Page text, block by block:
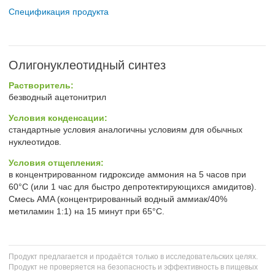
Спецификация продукта
Олигонуклеотидный синтез
Растворитель:
безводный ацетонитрил
Условия конденсации:
стандартные условия аналогичны условиям для обычных
нуклеотидов.
Условия отщепления:
в концентрированном гидроксиде аммония на 5 часов при
60°C (или 1 час для быстро депротектирующихся амидитов).
Смесь AMA (концентрированный водный аммиак/40%
метиламин 1:1) на 15 минут при 65°C.
Продукт предлагается и продаётся только в исследовательских целях.
Продукт не проверяется на безопасность и эффективность в пищевых